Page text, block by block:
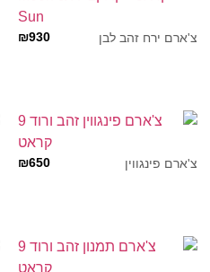
צ'ארם ירח זהב לבן ₪930
צ'ארם פינגווין ₪650